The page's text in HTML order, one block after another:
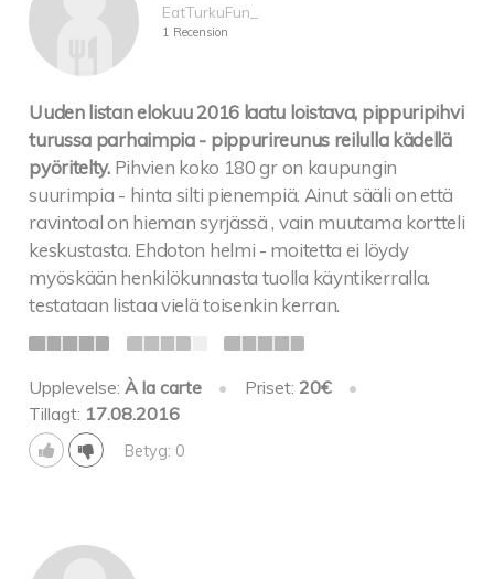
EatTurkuFun_
1 Recension
Uuden listan elokuu 2016 laatu loistava, pippuripihvi
turussa parhaimpia - pippurireunus reilulla kädellä
pyöritelty. Pihvien koko 180 gr on kaupungin
suurimpia - hinta silti pienempiä. Ainut sääli on että
ravintoal on hieman syrjässä , vain muutama kortteli
keskustasta. Ehdoton helmi - moitetta ei löydy
myöskään henkilökunnasta tuolla käyntikerralla.
testataan listaa vielä toisenkin kerran.
Upplevelse:À la carte • Priset: 20€
•
Tillagt: 17.08.2016
Betyg: 0